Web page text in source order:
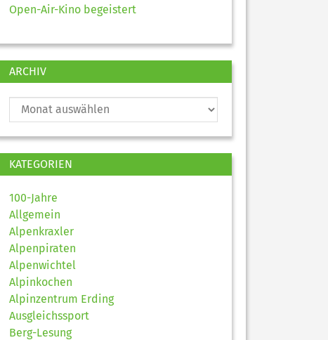
Open-Air-Kino begeistert
ARCHIV
KATEGORIEN
100-Jahre
Allgemein
Alpenkraxler
Alpenpiraten
Alpenwichtel
Alpinkochen
Alpinzentrum Erding
Ausgleichssport
Berg-Lesung